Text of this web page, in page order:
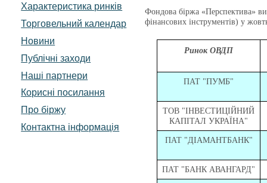
Характеристика pинків
Торговельний календар
Новини
Публічні заходи
Наші партнери
Корисні посилання
Про біржу
Контактна інформація
Фондова біржа «Перспектива»
фінансових інструментів) у
Ринок ОВДП
ПАТ "ПУМБ"
ТОВ "ІНВЕСТИЦІЙНИЙ
КАПІТАЛ УКРАЇНА"
ПАТ "ДІАМАНТБАНК"
ПАТ "БАНК АВАНГАРД"